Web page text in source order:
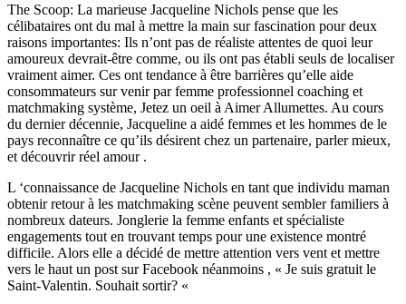
The Scoop: La marieuse Jacqueline Nichols pense que les
célibataires ont du mal à mettre la main sur fascination pour deux
raisons importantes: Ils n’ont pas de réaliste attentes de quoi leur
amoureux devrait-être comme, ou ils ont pas établi seuls de localiser
vraiment aimer. Ces ont tendance à être barrières qu’elle aide
consommateurs sur venir par femme professionnel coaching et
matchmaking système, Jetez un oeil à Aimer Allumettes. Au cours
du dernier décennie, Jacqueline a aidé femmes et les hommes de le
pays reconnaître ce qu’ils désirent chez un partenaire, parler mieux,
et découvrir réel amour .
L ‘connaissance de Jacqueline Nichols en tant que individu maman
obtenir retour à les matchmaking scène peuvent sembler familiers à
nombreux dateurs. Jonglerie la femme enfants et spécialiste
engagements tout en trouvant temps pour une existence montré
difficile. Alors elle a décidé de mettre attention vers vent et mettre
vers le haut un post sur Facebook néanmoins , « Je suis gratuit le
Saint-Valentin. Souhait sortir? «